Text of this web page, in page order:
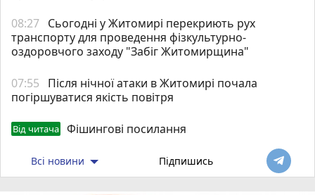
08:27 Сьогодні у Житомирі перекриють рух
транспорту для проведення фізкультурно-
оздоровчого заходу "Забіг Житомирщина"
07:55
Після нічної атаки в Житомирі почала
погіршуватися якість повітря
Від читача Фішингові посилання
Всі новини Підпишись